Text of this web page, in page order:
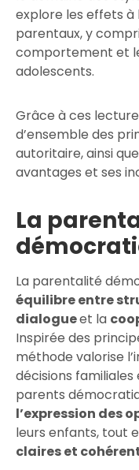
explore les effets
parentaux, y
comportement et
adolescents.
Grâce à ces
d’ensemble des
autoritaire, ainsi
avantages et ses
La
La parentalité
équilibre entre
dialogueet la
Inspirée des
méthode valorise
décisions familiales
parents
l’expression des
leurs enfants, tout
claires et